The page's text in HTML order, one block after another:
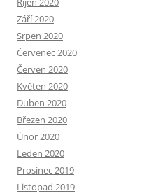
Září 2020
Srpen 2020
Červenec 2020
Červen 2020
Květen 2020
Duben 2020
Březen 2020
Únor 2020
Leden 2020
Prosinec 2019
Listopad 2019